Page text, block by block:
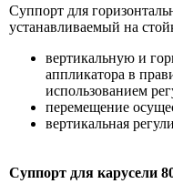
Суппорт для
устанавливаемый на
вертикальную и
аппликатора в
использованием
перемещение
вертикальная
Суппорт для карусели